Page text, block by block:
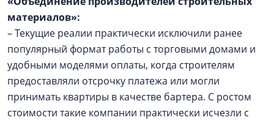
материалов»:
– Текущие реалии практически исключили ранее
популярный формат работы с торговыми домами и
удобными моделями оплаты, когда строителям
предоставляли отсрочку платежа или могли
принимать квартиры в качестве бартера. С ростом
стоимости такие компании практически исчезли с